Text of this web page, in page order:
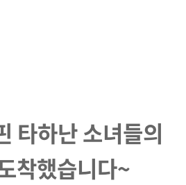
타하난 소녀들의
착했습니다~